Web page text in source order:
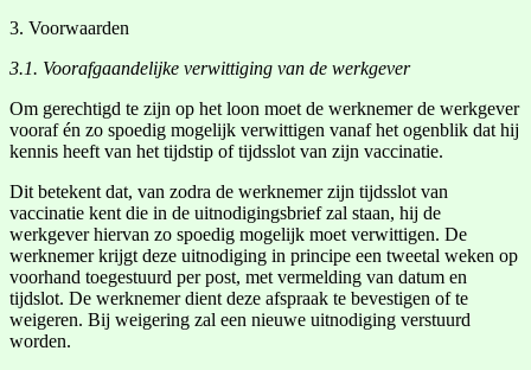
3. Voorwaarden
3.1. Voorafgaandelijke verwittiging van de werkgever
Om gerechtigd te zijn op het loon moet de werknemer de werkgever
vooraf én zo spoedig mogelijk verwittigen vanaf het ogenblik dat hij
kennis heeft van het tijdstip of tijdsslot van zijn vaccinatie.
Dit betekent dat, van zodra de werknemer zijn tijdsslot van
vaccinatie kent die in de uitnodigingsbrief zal staan, hij de
werkgever hiervan zo spoedig mogelijk moet verwittigen. De
werknemer krijgt deze uitnodiging in principe een tweetal weken op
voorhand toegestuurd per post, met vermelding van datum en
tijdslot. De werknemer dient deze afspraak te bevestigen of te
weigeren. Bij weigering zal een nieuwe uitnodiging verstuurd
worden.